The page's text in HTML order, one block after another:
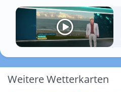
Weitere Wetterkarten